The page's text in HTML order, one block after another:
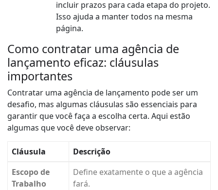
incluir prazos para cada etapa do projeto.
Isso ajuda a manter todos na mesma
página.
Como contratar uma agência de
lançamento eficaz: cláusulas
importantes
Contratar uma agência de lançamento pode ser um
desafio, mas algumas cláusulas são essenciais para
garantir que você faça a escolha certa. Aqui estão
algumas que você deve observar:
Cláusula
Descrição
Escopo de
Trabalho
Define exatamente o que a agência
fará.